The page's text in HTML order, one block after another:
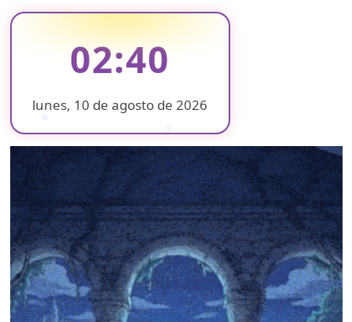
02:40
lunes, 10 de agosto de 2026
❄
❄
❄
❄
❄
❄
❄